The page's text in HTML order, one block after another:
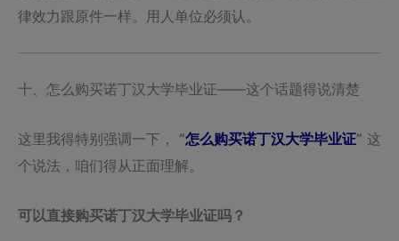
律效力跟原件一样。用人单位必须认。
十、怎么购买诺丁汉大学毕业证——这个话题得说清楚
这里我得特别强调一下， “怎么购买诺丁汉大学毕业证” 这
个说法，咱们得从正面理解。
可以直接购买诺丁汉大学毕业证吗？